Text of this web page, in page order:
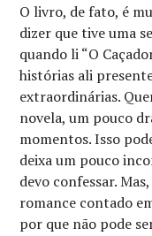
O livro, de fato, é
dizer que tive uma
quando li “O
histórias ali
extraordinárias.
novela, um pouco
momentos. Isso
deixa um pouco
devo confessar.
romance contado
por que não pode